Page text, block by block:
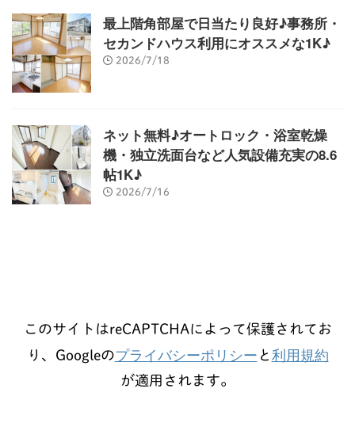
最上階角部屋で日当たり良好♪事務所・
セカンドハウス利用にオススメな1K♪
2026/7/18
ネット無料♪オートロック・浴室乾燥
機・独立洗面台など人気設備充実の8.6
帖1K♪
2026/7/16
このサイトはreCAPTCHAによって保護されてお
り、Googleのプライバシーポリシー と 利用規約
が適用されます。